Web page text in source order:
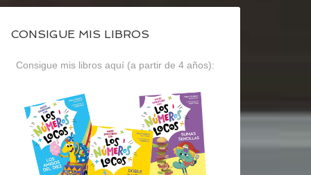
CONSIGUE MIS LIBROS
Consigue mis libros aquí (a partir de 4 años):